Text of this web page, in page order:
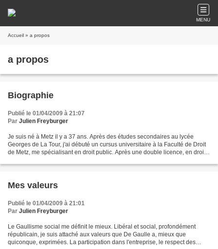
MENU
Accueil » a propos
a propos
Biographie
Publié le 01/04/2009 à 21:07
Par Julien Freyburger
Je suis né à Metz il y a 37 ans. Après des études secondaires au lycée
Georges de La Tour, j'ai débuté un cursus universitaire à la Faculté de Droit
de Metz, me spécialisant en droit public. Après une double licence, en droit
Mes valeurs
Publié le 01/04/2009 à 21:01
Par Julien Freyburger
Le Gaullisme social me définit le mieux. Libéral et social, profondément
républicain, je suis attaché aux valeurs que De Gaulle a, mieux que
quiconque, exprimées. La participation dans l'entreprise, le respect des